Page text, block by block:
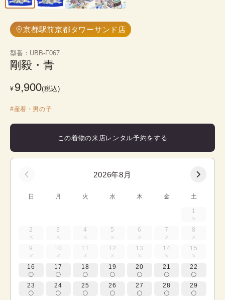
京都駅前京都タワーサンド店
型番 ： UBB-F067
剛毅・青
¥ 9,900(税込)
#産着・男の子
この着物の来店レンタル予約をする
2026年8月
日 月 火 水 木 金 土
1
2 3 4 5 6 7 8
9 10 11 12 13 14 15
16 17 18 19 20 21 22
23 24 25 26 27 28 29